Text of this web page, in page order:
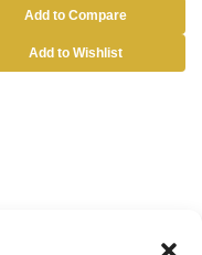
Add to Compare
Add to Wishlist